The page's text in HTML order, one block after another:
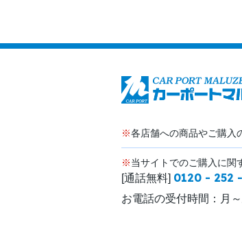
※各店舗への商品やご購入
※当サイトでのご購入に関
[通話無料] 0120 - 252
お電話の受付時間： 月